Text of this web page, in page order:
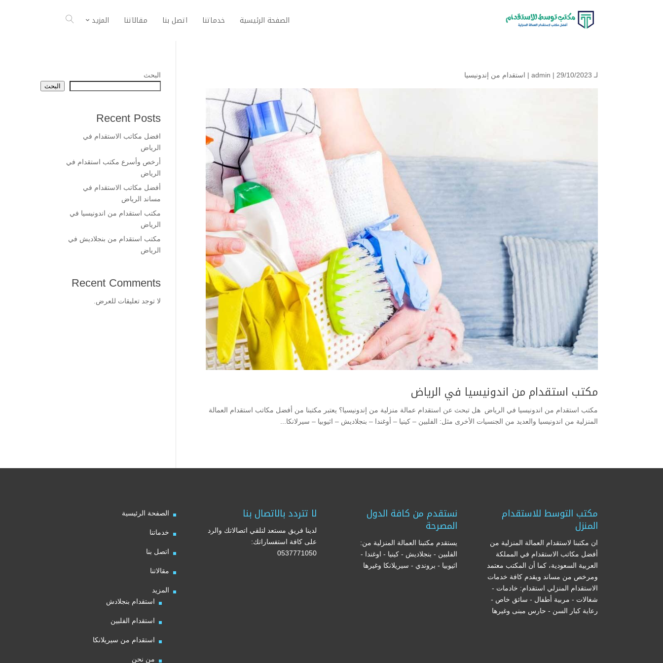
الصفحة الرئيسية خدماتنا اتصل بنا مقالاتنا المزيد
لـ admin | 29/10/2023 | استقدام من إندونيسيا
مكتب استقدام من اندونيسيا في الرياض
مكتب استقدام من اندونيسيا في الرياض هل تبحث عن استقدام عمالة منزلية من إندونيسيا؟ يعتبر مكتبنا من أفضل مكاتب استقدام العمالة
المنزلية من اندونيسيا والعديد من الجنسيات الأخرى مثل: الفلبين – كينيا – أوغندا – بنجلاديش – اثيوبيا – سيرلانكا...
البحث
البحث
Recent Posts
افضل مكاتب الاستقدام في
الرياض
أرخص وأسرع مكتب استقدام في
الرياض
أفضل مكاتب الاستقدام في
مساند الرياض
مكتب استقدام من اندونيسيا في
الرياض
مكتب استقدام من بنجلاديش في
الرياض
Recent Comments
لا توجد تعليقات للعرض.
مكتب التوسط للاستقدام
المنزل
ان مكتبنا لاستقدام العمالة المنزلية من
أفضل مكاتب الاستقدام في المملكة
العربية السعودية، كما أن المكتب معتمد
ومرخص من مساند ويقدم كافة خدمات
الاستقدام المنزلي استقدام: خادمات -
شغالات - مربية أطفال - سائق خاص -
رعاية كبار السن - حارس مبنى وغيرها
نستقدم من كافة الدول
المصرحة
يستقدم مكتبنا العمالة المنزلية من:
الفلبين - بنجلاديش - كينيا - اوغندا -
اثيوبيا - بروندي - سيريلانكا وغيرها
لا تتردد بالاتصال بنا
لدينا فريق مستعد لتلقي اتصالاتك والرد
على كافة استفساراتك:
0537771050
الصفحة الرئيسية
خدماتنا
اتصل بنا
مقالاتنا
المزيد
استقدام بنجلادش
استقدام الفلبين
استقدام من سيريلانكا
من نحن